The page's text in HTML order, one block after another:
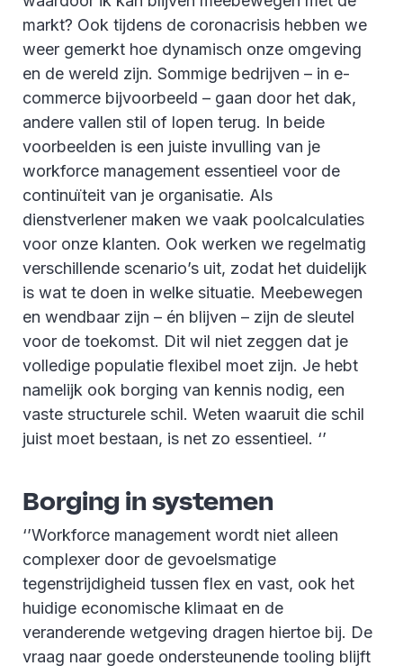
markt? Ook tijdens de coronacrisis hebben we
weer gemerkt hoe dynamisch onze omgeving
en de wereld zijn. Sommige bedrijven – in e-
commerce bijvoorbeeld – gaan door het dak,
andere vallen stil of lopen terug. In beide
voorbeelden is een juiste invulling van je
workforce management essentieel voor de
continuïteit van je organisatie. Als
dienstverlener maken we vaak poolcalculaties
voor onze klanten. Ook werken we regelmatig
verschillende scenario’s uit, zodat het duidelijk
is wat te doen in welke situatie. Meebewegen
en wendbaar zijn – én blijven – zijn de sleutel
voor de toekomst. Dit wil niet zeggen dat je
volledige populatie flexibel moet zijn. Je hebt
namelijk ook borging van kennis nodig, een
vaste structurele schil. Weten waaruit die schil
juist moet bestaan, is net zo essentieel. ‘’
Borging in systemen
‘’Workforce management wordt niet alleen
complexer door de gevoelsmatige
tegenstrijdigheid tussen flex en vast, ook het
huidige economische klimaat en de
veranderende wetgeving dragen hiertoe bij. De
vraag naar goede ondersteunende tooling blijft